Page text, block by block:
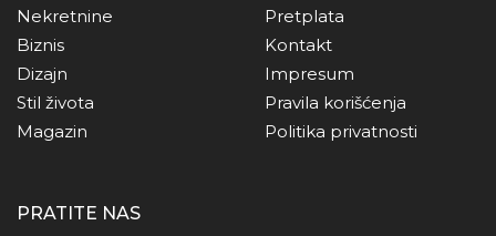
Nekretnine
Biznis
Dizajn
Stil života
Magazin
Pretplata
Kontakt
Impresum
Pravila korišćenja
Politika privatnosti
PRATITE NAS